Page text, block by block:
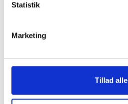
Statistik
Marketing
Tillad alle